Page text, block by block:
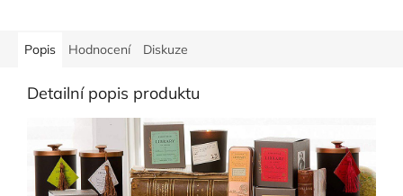
Popis Hodnocení Diskuze
Detailní popis produktu